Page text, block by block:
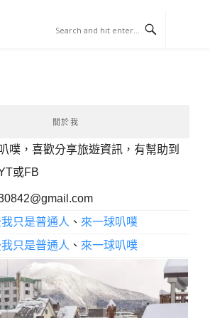
關於我
噗，喜歡分享旅遊資訊，有幫助到
或FB
只是普通人 、 來一球叭噗
只是普通人 、 來一球叭噗